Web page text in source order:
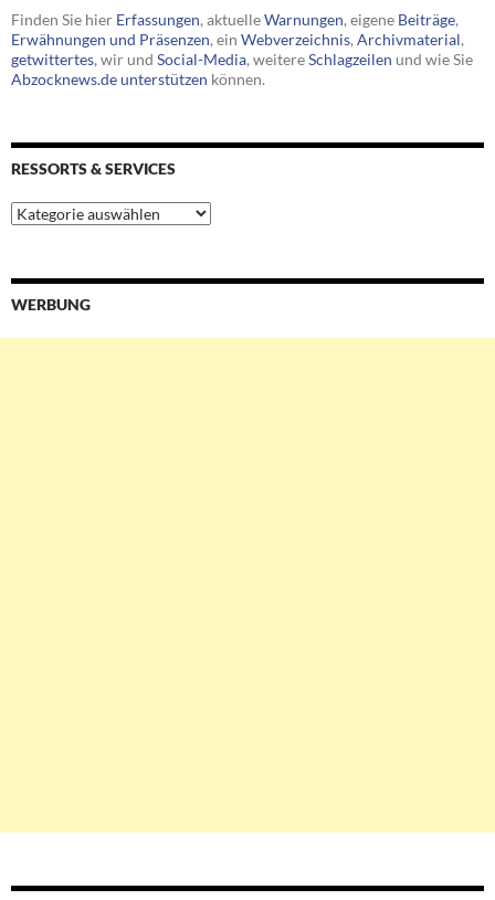
Finden Sie hier Erfassungen, aktuelleWarnungen, eigene Beiträge,
Erwähnungen und Präsenzen, ein Webverzeichnis, Archivmaterial,
getwittertes, wir und Social-Media, weitereSchlagzeilen und wie Sie
Abzocknews.de unterstützen können.
RESSORTS & SERVICES
Ressorts
&
WERBUNG